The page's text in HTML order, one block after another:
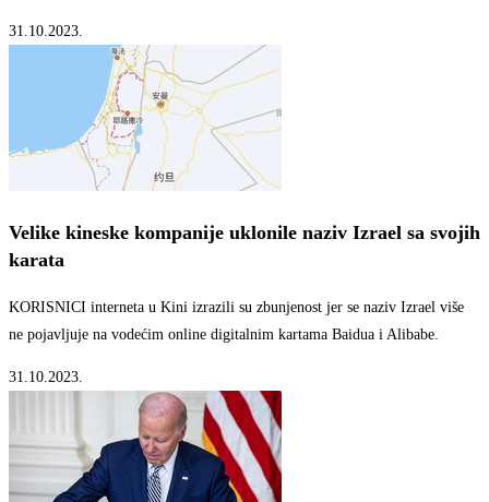
31.10.2023.
Velike kineske kompanije uklonile naziv Izrael sa svojih
karata
KORISNICI interneta u Kini izrazili su zbunjenost jer se naziv Izrael više
ne pojavljuje na vodećim online digitalnim kartama Baidua i Alibabe.
31.10.2023.